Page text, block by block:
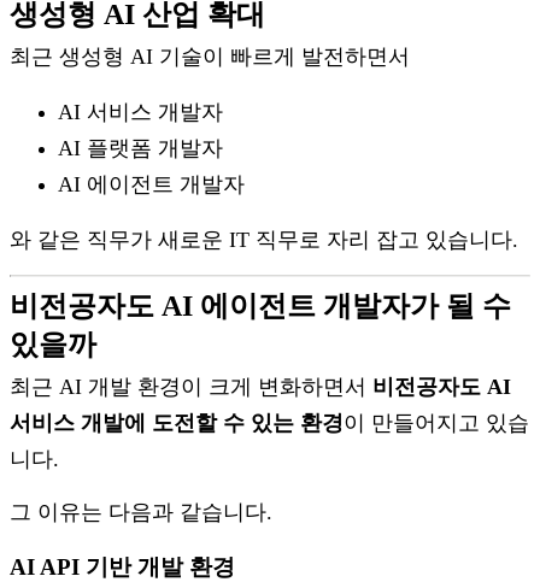
생성형 AI 산업 확대
최근 생성형 AI 기술이 빠르게 발전하면서
AI 서비스 개발자
AI 플랫폼 개발자
AI 에이전트 개발자
와 같은 직무가 새로운 IT 직무로 자리 잡고 있습니다.
비전공자도 AI 에이전트 개발자가 될 수
있을까
최근 AI 개발 환경이 크게 변화하면서 비전공자도 AI
서비스 개발에 도전할 수 있는 환경이 만들어지고 있습
니다.
그 이유는 다음과 같습니다.
AI API 기반 개발 환경